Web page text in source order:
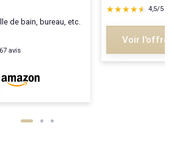
de bain, bureau, etc.
avis
★★★★★
★★★★★ 4,5/5
Voir l'offre